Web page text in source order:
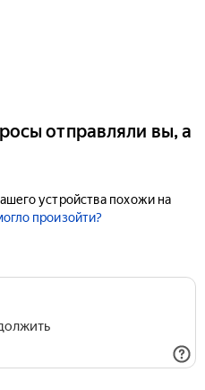
отправляли вы, а
устройства похожи на
произойти?